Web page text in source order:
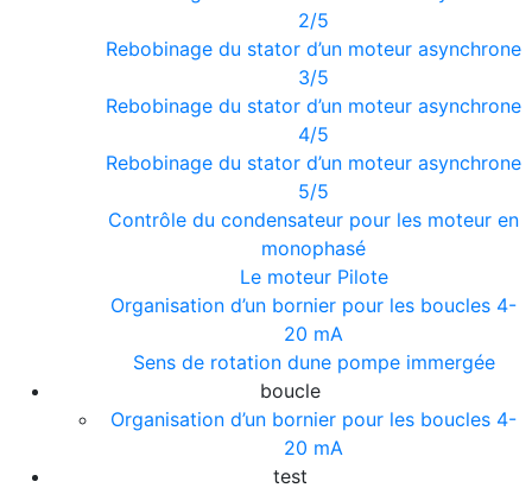
2/5
Rebobinage du stator d’un moteur asynchrone
3/5
Rebobinage du stator d’un moteur asynchrone
4/5
Rebobinage du stator d’un moteur asynchrone
5/5
Contrôle du condensateur pour les moteur en
monophasé
Le moteur Pilote
Organisation d’un bornier pour les boucles 4-
20 mA
Sens de rotation dune pompe immergée
boucle
Organisation d’un bornier pour les boucles 4-
20 mA
test